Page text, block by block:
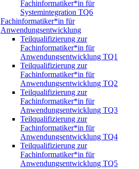
Fachinformatiker*in für
Systemintegration TQ6
Fachinformatiker*in für
Anwendungsentwicklung
Teilqualifizierung zur
Fachinformatiker*in für
Anwendungsentwicklung TQ1
Teilqualifizierung zur
Fachinformatiker*in für
Anwendungsentwicklung TQ2
Teilqualifizierung zur
Fachinformatiker*in für
Anwendungsentwicklung TQ3
Teilqualifizierung zur
Fachinformatiker*in für
Anwendungsentwicklung TQ4
Teilqualifizierung zur
Fachinformatiker*in für
Anwendungsentwicklung TQ5